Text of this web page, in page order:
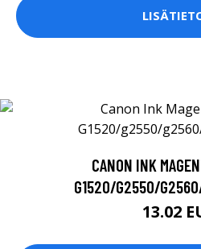
CANON INK
G1520/G2550/
13.02